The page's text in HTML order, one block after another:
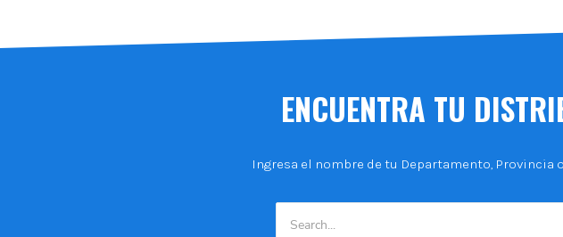
ENCUENTRA TU
Ingresa el nombre de tu Departamento,